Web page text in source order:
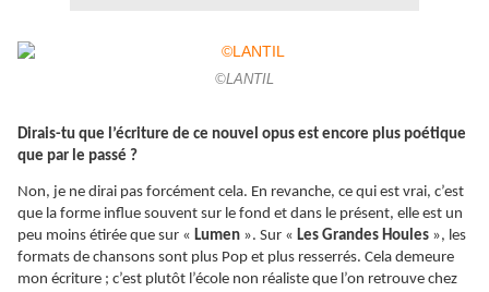
©LANTIL
Dirais-tu que l’écriture de ce nouvel opus est encore plus poétique
que par le passé ?
Non, je ne dirai pas forcément cela. En revanche, ce qui est vrai, c’est
que la forme influe souvent sur le fond et dans le présent, elle est un
peu moins étirée que sur « Lumen ». Sur « Les Grandes Houles », les
formats de chansons sont plus Pop et plus resserrés. Cela demeure
mon écriture ; c’est plutôt l’école non réaliste que l’on retrouve chez